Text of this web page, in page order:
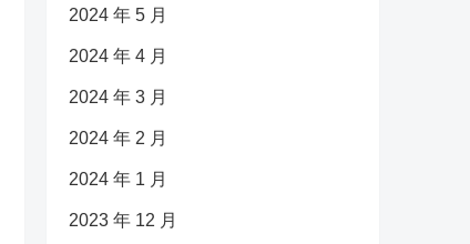
2024 年 5 月
2024 年 4 月
2024 年 3 月
2024 年 2 月
2024 年 1 月
2023 年 12 月